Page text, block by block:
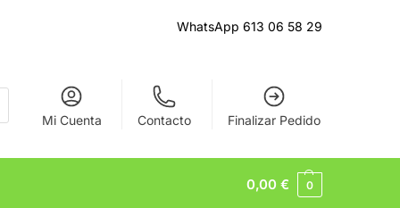
WhatsApp 613 06 58 29
Mi Cuenta Contacto Finalizar Pedido
0,00€ 0